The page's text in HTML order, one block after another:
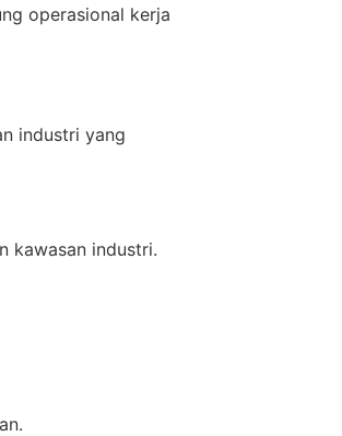
operasional kerja
industri yang
kawasan industri.